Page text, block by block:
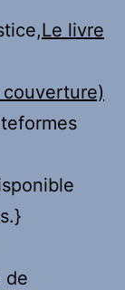
Le livre
couverture)
de